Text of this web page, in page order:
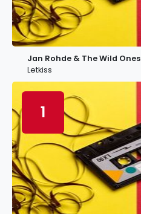
Jan Rohde & The Wild Ones
Letkiss
1